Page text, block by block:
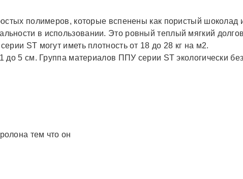
полимеров, которые вспенены как пористый
в использовании. Это ровный теплый мягкий
ST могут иметь плотность от 18 до 28 кг на м2.
5 см. Группа материалов ППУ серии ST экологически
тем что он